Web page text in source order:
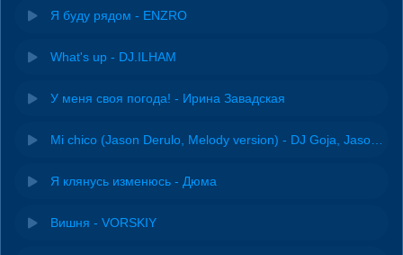
Я буду рядом - ENZRO
What's up - DJ.ILHAM
У меня своя погода! - Ирина Завадская
Я клянусь изменюсь - Дюма
Вишня - VORSKIY